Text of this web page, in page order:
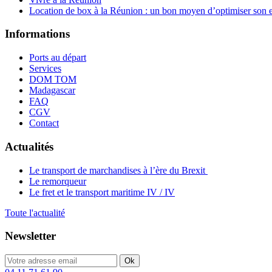
Location de box à la Réunion : un bon moyen d’optimiser son
Informations
Ports au départ
Services
DOM TOM
Madagascar
FAQ
CGV
Contact
Actualités
Le transport de marchandises à l’ère du Brexit
Le remorqueur
Le fret et le transport maritime IV / IV
Toute l'actualité
Newsletter